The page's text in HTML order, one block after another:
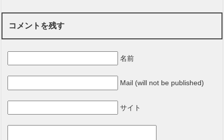
コメントを残す
名前
Mail (will not be published)
サイト